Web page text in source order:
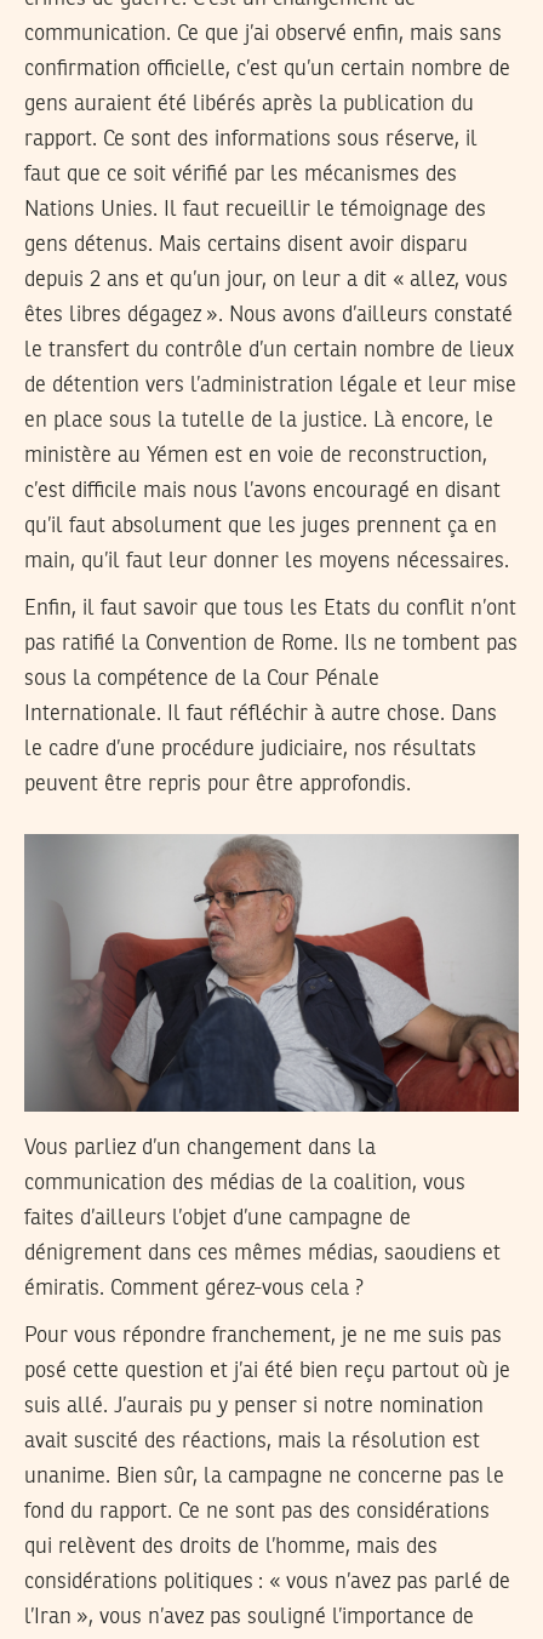
communication. Ce que j’ai observé enfin, mais sans
confirmation officielle, c’est qu’un certain nombre de
gens auraient été libérés après la publication du
rapport. Ce sont des informations sous réserve, il
faut que ce soit vérifié par les mécanismes des
Nations Unies. Il faut recueillir le témoignage des
gens détenus. Mais certains disent avoir disparu
depuis 2 ans et qu’un jour, on leur a dit « allez, vous
êtes libres dégagez ». Nous avons d’ailleurs constaté
le transfert du contrôle d’un certain nombre de lieux
de détention vers l’administration légale et leur mise
en place sous la tutelle de la justice. Là encore, le
ministère au Yémen est en voie de reconstruction,
c’est difficile mais nous l’avons encouragé en disant
qu’il faut absolument que les juges prennent ça en
main, qu’il faut leur donner les moyens nécessaires.
Enfin, il faut savoir que tous les Etats du conflit n’ont
pas ratifié la Convention de Rome. Ils ne tombent pas
sous la compétence de la Cour Pénale
Internationale. Il faut réfléchir à autre chose. Dans
le cadre d’une procédure judiciaire, nos résultats
peuvent être repris pour être approfondis.
Vous parliez d’un changement dans la
communication des médias de la coalition, vous
faites d’ailleurs l’objet d’une campagne de
dénigrement dans ces mêmes médias, saoudiens et
émiratis. Comment gérez-vous cela ?
Pour vous répondre franchement, je ne me suis pas
posé cette question et j’ai été bien reçu partout où je
suis allé. J’aurais pu y penser si notre nomination
avait suscité des réactions, mais la résolution est
unanime. Bien sûr, la campagne ne concerne pas le
fond du rapport. Ce ne sont pas des considérations
qui relèvent des droits de l’homme, mais des
considérations politiques : « vous n’avez pas parlé de
l’Iran », vous n’avez pas souligné l’importance de